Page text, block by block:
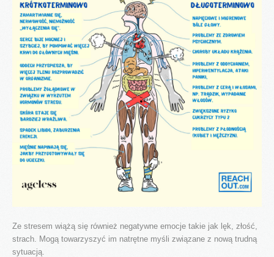
Ze stresem wiążą się również negatywne emocje takie jak lęk, złość,
strach. Mogą towarzyszyć im natrętne myśli związane z nową trudną
sytuacją.